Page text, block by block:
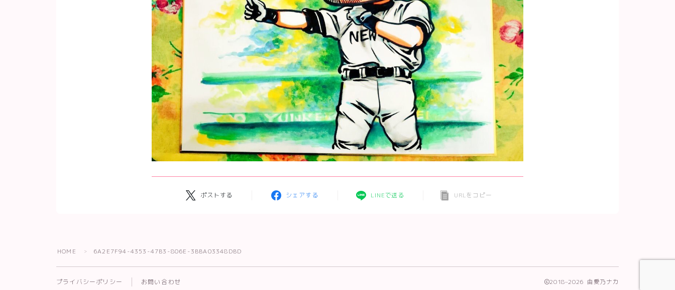
ポストする シェアする LINEで送る URLをコピー
HOME ＞ 6A2E7F94-4353-47B3-806E-3BBA03348DBD
プライバシーポリシー お問い合わせ 2018–2026 由愛乃ナカ